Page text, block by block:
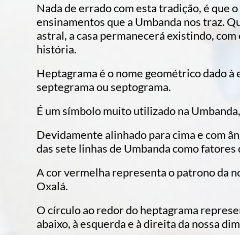
Nada de errado com esta tradição, é que
ensinamentos que a Umbanda nos traz.
astral, a casa permanecerá existindo,
história.
Heptagrama é o nome geométrico dado
septegrama ou septograma.
É um símbolo muito utilizado na
Devidamente alinhado para cima e com
das sete linhas de Umbanda como fatores
A cor vermelha representa o patrono da
Oxalá.
O círculo ao redor do heptagrama
abaixo, à esquerda e à direita da nossa